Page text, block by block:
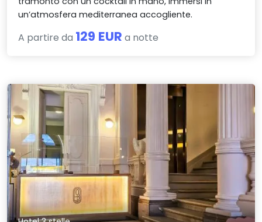
un’atmosfera mediterranea accogliente.
A partire da 129 EUR a notte